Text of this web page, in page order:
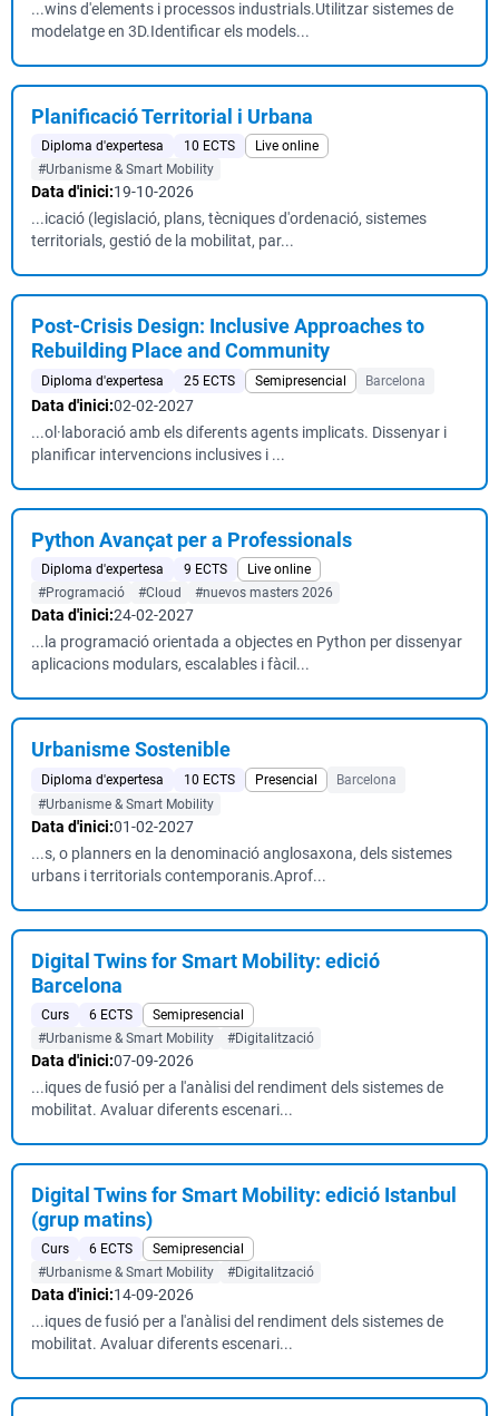
...wins d'elements i processos industrials.Utilitzar sistemes de
modelatge en 3D.Identificar els models...
Planificació Territorial i Urbana
Diploma d'expertesa 10 ECTS
Live online
#Urbanisme & Smart Mobility
Data d'inici:19-10-2026
...icació (legislació, plans, tècniques d'ordenació, sistemes
territorials, gestió de la mobilitat, par...
Post-Crisis Design: Inclusive Approaches to
Rebuilding Place and Community
Diploma d'expertesa 25 ECTS Semipresencial Barcelona
Data d'inici:02-02-2027
...ol·laboració amb els diferents agents implicats. Dissenyar i
planificar intervencions inclusives i ...
Python Avançat per a Professionals
Diploma d'expertesa 9 ECTS
Live online
#Programació
#Cloud #nuevos masters 2026
Data d'inici:24-02-2027
...la programació orientada a objectes en Python per dissenyar
aplicacions modulars, escalables i fàcil...
Urbanisme Sostenible
Diploma d'expertesa 10 ECTS Presencial
Barcelona
#Urbanisme & Smart Mobility
Data d'inici:01-02-2027
...s, o planners en la denominació anglosaxona, dels sistemes
urbans i territorials contemporanis.Aprof...
Digital Twins for Smart Mobility: edició
Barcelona
Curs 6 ECTS
Semipresencial
#Urbanisme & Smart Mobility
#Digitalització
Data d'inici:07-09-2026
...iques de fusió per a l'anàlisi del rendiment dels sistemes de
mobilitat. Avaluar diferents escenari...
Digital Twins for Smart Mobility: edició Istanbul
(grup matins)
Curs 6 ECTS
Semipresencial
#Urbanisme & Smart Mobility
#Digitalització
Data d'inici:14-09-2026
...iques de fusió per a l'anàlisi del rendiment dels sistemes de
mobilitat. Avaluar diferents escenari...